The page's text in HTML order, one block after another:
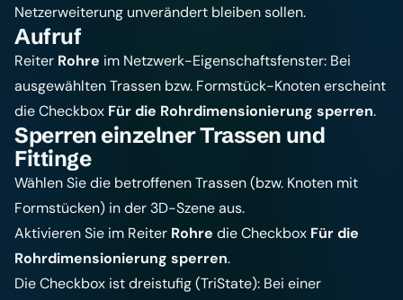
Netzerweiterung unverändert bleiben sollen.
Aufruf
Reiter Rohre im Netzwerk-Eigenschaftsfenster: Bei
ausgewählten Trassen bzw. Formstück-Knoten erscheint
die Checkbox Für die Rohrdimensionierung sperren.
Sperren einzelner Trassen und
Fittinge
Wählen Sie die betroffenen Trassen (bzw. Knoten mit
Formstücken) in der 3D-Szene aus.
Aktivieren Sie im Reiter Rohre die Checkbox Für die
Rohrdimensionierung sperren.
Die Checkbox ist dreistufig (TriState): Bei einer